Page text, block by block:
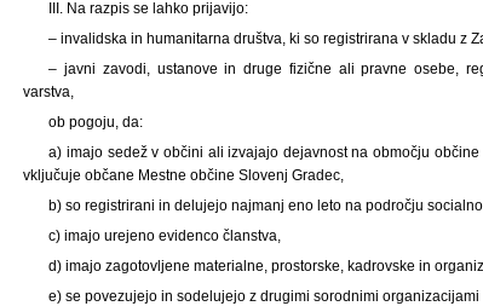
III. Na razpis se lahko prijavijo:
– invalidska in humanitarna društva, ki so registrirana v skladu z
– javni zavodi, ustanove in druge fizične ali pravne osebe,
varstva,
ob pogoju, da:
a) imajo sedež v občini ali izvajajo dejavnost na območju
vključuje občane Mestne občine Slovenj Gradec,
b) so registrirani in delujejo najmanj eno leto na področju
c) imajo urejeno evidenco članstva,
d) imajo zagotovljene materialne, prostorske, kadrovske in
e) se povezujejo in sodelujejo z drugimi sorodnimi